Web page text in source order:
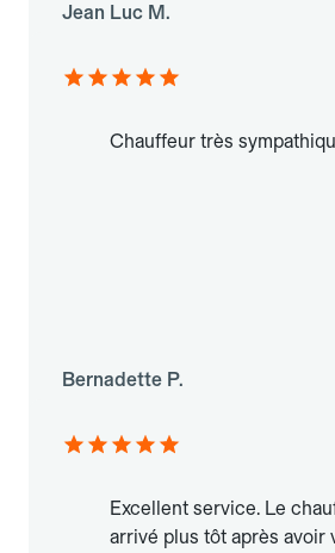
Jean Luc M.
Chauffeur très
Bernadette P.
Excellent service. Le
arrivé plus tôt après avoir